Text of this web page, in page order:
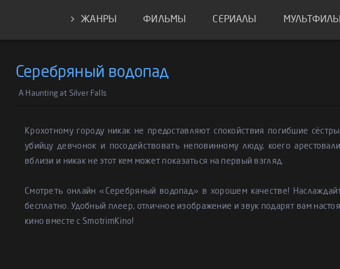
ЖАНРЫ ФИЛЬМЫ СЕРИАЛЫ
Серебряный водопад
A Haunting at Silver Falls
Крохотному городу никак не предоставляют спокойствия погибшие
убийцу девчонок и посодействовать неповинному люду, коего
вблизи и никак не этот кем может показаться на первый взгляд.
Смотреть онлайн «Серебряный водопад» в хорошем качестве!
бесплатно. Удобный плеер, отличное изображение и звук подарят вам
кино вместе с SmotrimKino!